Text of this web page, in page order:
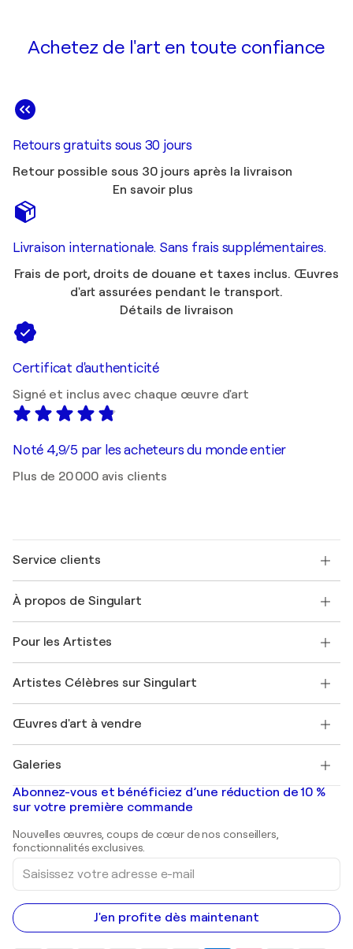
Achetez de l'art en toute confiance
Retours gratuits sous 30 jours
Retour possible sous 30 jours après la livraison
En savoir plus
Livraison internationale. Sans frais supplémentaires.
Frais de port, droits de douane et taxes inclus. Œuvres
d'art assurées pendant le transport.
Détails de livraison
Certificat d'authenticité
Signé et inclus avec chaque œuvre d'art
Noté 4,9/5 par les acheteurs du monde entier
Plus de 20 000 avis clients
Service clients
Expédition
Offrir une carte cadeau
Rejoignez notre programme commercial
Mon compte
+33 1 76 44 06 42
À propos de Singulart
FAQ
Magazine Singulart
Emplois
Découvrez une sélection d'art original
Pour les Artistes
Se connecter en tant qu'Artiste
Artistes Célèbres sur Singulart
Marc Chagall
Banksy
Mr. Brainwash
Shepard Fairey
Œuvres d'art à vendre
Tableaux abstraits à vendre
Peintures de paysage
Estampes
Peintures acryliques
Galeries
Galeries d'art en France
Galeries d'art en Belgique
Abonnez-vous et bénéficiez d’une réduction de 10 %
sur votre première commande
Nouvelles œuvres, coups de cœur de nos conseillers,
fonctionnalités exclusives.
Saisissez
votre
adresse
e-
mail
J'en profite dès maintenant